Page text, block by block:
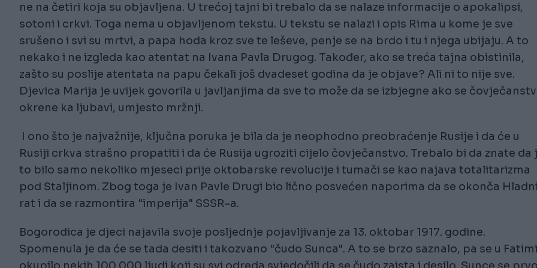
ne na četiri koja su objavljena. U trećoj tajni bi trebalo da se nalaze informacije o apokalipsi,
sotoni i crkvi. Toga nema u objavljenom tekstu. U tekstu se nalazi i opis Rima u kome je sve
srušeno i svi su mrtvi, a papa hoda kroz sve te leševe, penje se na brdo i tu i njega ubijaju. A to
nekako i ne izgleda kao atentat na Ivana Pavla Drugog. Također, ako se treća tajna obistinila,
zašto su poslije atentata na papu čekali još dvadeset godina da je objave? Ali ni to nije sve.
Djevica Marija je uvijek govorila u javljanjima da sve to može da se izbjegne ako se
okrene ka ljubavi, umjesto mržnji.
I ono što je najvažnije, ključna poruka je bila da je neophodno preobraćenje Rusije i da će u
Rusiji crkva strašno propatiti i da će Rusija ugroziti cijelo čovječanstvo. Trebalo bi da znate da
to bilo samo nekoliko mjeseci prije oktobarske revolucije i tumači se kao najava totalitarizma
pod Staljinom. Zbog toga je Ivan Pavle Drugi bio lično posvećen naporima da se okonča Hladni
rat i da se razmontira "imperija" SSSR-a.
Bogorodica je djeci najavila svoje posljednje pojavljivanje za 13. oktobar 1917. godine.
Spomenula je da će se tada desiti i takozvano "čudo Sunca". A to se brzo saznalo, pa se u Fatimi